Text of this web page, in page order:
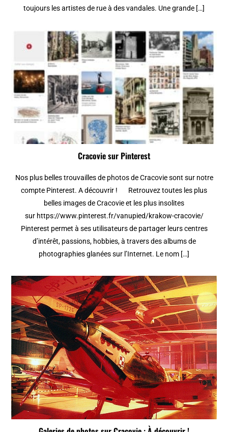
toujours les artistes de rue à des vandales. Une grande […]
Cracovie sur Pinterest
Nos plus belles trouvailles de photos de Cracovie sont sur notre
compte Pinterest. A découvrir ! Retrouvez toutes les plus
belles images de Cracovie et les plus insolites
sur https://www.pinterest.fr/vanupied/krakow-cracovie/
Pinterest permet à ses utilisateurs de partager leurs centres
d’intérêt, passions, hobbies, à travers des albums de
photographies glanées sur l’Internet. Le nom […]